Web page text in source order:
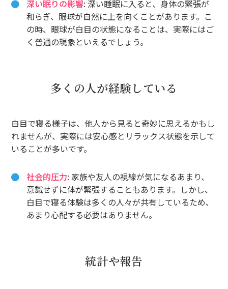
深い眠りの影響: 深い睡眠に入ると、身体の緊張が
和らぎ、眼球が自然に上を向くことがあります。こ
の時、眼球が白目の状態になることは、実際にはご
く普通の現象といえるでしょう。
多くの人が経験している
白目で寝る様子は、他人から見ると奇妙に思えるかもし
れませんが、実際には安心感とリラックス状態を示して
いることが多いです。
社会的圧力: 家族や友人の視線が気になるあまり、
意識せずに体が緊張することもあります。しかし、
白目で寝る体験は多くの人々が共有しているため、
あまり心配する必要はありません。
統計や報告